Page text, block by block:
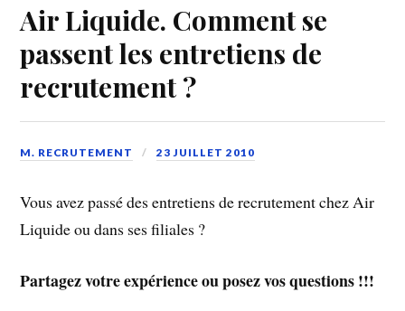
Air Liquide. Comment se
passent les entretiens de
recrutement ?
M. RECRUTEMENT 23 JUILLET 2010
Vous avez passé des entretiens de recrutement chez Air
Liquide ou dans ses filiales ?
Partagez votre expérience ou posez vos questions !!!